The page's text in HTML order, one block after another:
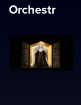
Orchestr